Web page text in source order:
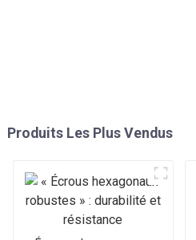
Produits Les Plus Vendus